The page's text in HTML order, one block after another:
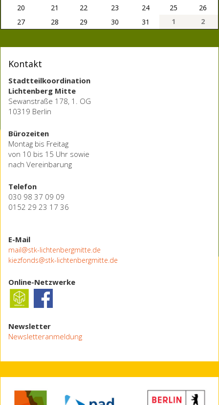
20
21 22 23 24 25
26
27
28 29 30 31 1 2
Kontakt
Stadtteilkoordination
Lichtenberg Mitte
Sewanstraße 178, 1. OG
10319 Berlin
Bürozeiten
Montag bis Freitag
von 10 bis 15 Uhr sowie
nach Vereinbarung
Telefon
030 98 37 09 09
0152 29 23 17 36
E-Mail
mail@stk-lichtenbergmitte.de
kiezfonds@stk-lichtenbergmitte.de
Online-Netzwerke
Newsletter
Newsletteranmeldung